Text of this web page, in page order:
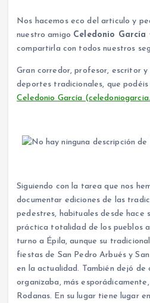
Nos hacemos eco del articulo y
nuestro amigo Celedonio García
compartirla con todos nuestros
Gran corredor, profesor, escritor y
deportes tradicionales, que podéis
Celedonio García
Siguiendo con la tarea que nos
documentar ediciones de las
pedestres, habituales desde hace
práctica totalidad de los pueblos
turno a Épila, aunque su
fiestas de San Pedro Arbués y
en la actualidad. También dejó de
organizaba, más
Rodanas. En su lugar tiene lugar